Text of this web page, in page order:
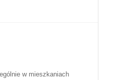
w mieszkaniach